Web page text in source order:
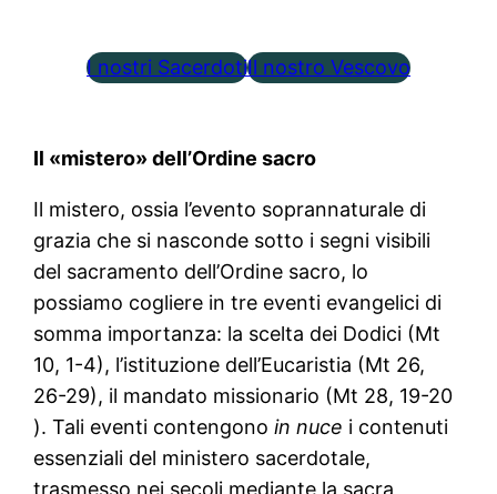
I nostri SacerdotiIl nostro Vescovo
Il «mistero» dell’Ordine sacro
Il mistero, ossia l’evento soprannaturale di
grazia che si nasconde sotto i segni visibili
del sacramento dell’Ordine sacro, lo
possiamo cogliere in tre eventi evangelici di
somma importanza: la scelta dei Dodici (Mt
10, 1-4), l’istituzione dell’Eucaristia (Mt 26,
26-29), il mandato missionario (Mt 28, 19-20
). Tali eventi contengonoin nuce i contenuti
essenziali del ministero sacerdotale,
trasmesso nei secoli mediante la sacra